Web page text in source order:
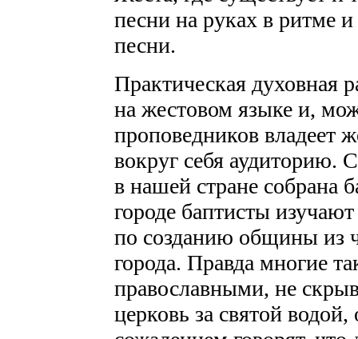
песни на руках в ритме
песни.
Практическая духовная
на жестовом языке и,
проповедников владеет
вокруг себя аудиторию.
в нашей стране собрана
городе баптисты
по созданию общины из
города. Правда многие
православными, не
церковь за святой